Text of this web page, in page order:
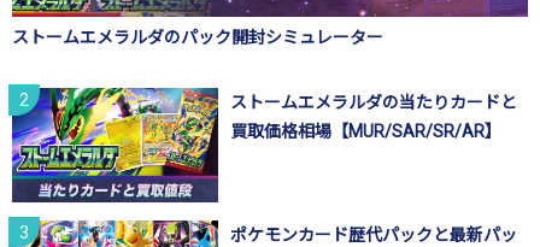
ストームエメラルダのパック開封シミュレーター
ストームエメラルダの当たりカードと
買取価格相場【MUR/SAR/SR/AR】
ポケモンカード歴代パックと最新パッ